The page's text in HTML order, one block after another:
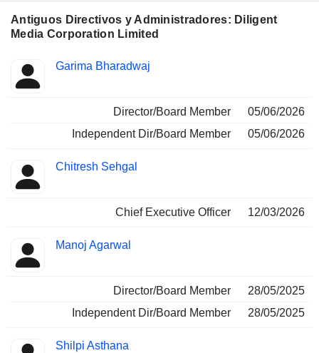
Antiguos Directivos y Administradores: Diligent
Media Corporation Limited
Insider
Funciones
Garima Bharadwaj
Director/Board Member
05/06/2026
Independent Dir/Board Member
05/06/2026
Chitresh Sehgal
Chief Executive Officer 12/03/2026
Manoj Agarwal
Director/Board Member
28/05/2025
Independent Dir/Board Member
28/05/2025
Shilpi Asthana